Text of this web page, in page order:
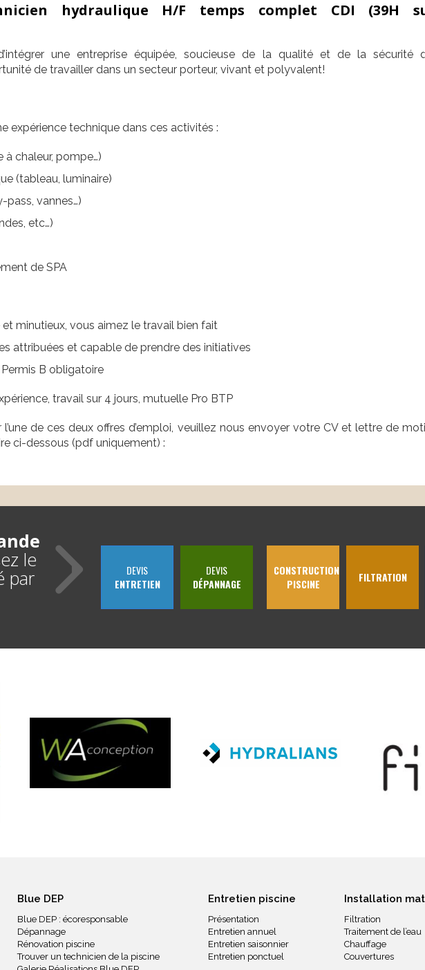
hydraulique H/F temps complet CDI (39H
une entreprise équipée, soucieuse de la qualité et de la sécurité
de travailler dans un secteur porteur, vivant et polyvalent!
expérience technique dans ces activités :
chaleur, pompe…)
(tableau, luminaire)
pass, vannes…)
etc…)
de SPA
minutieux, vous aimez le travail bien fait
attribuées et capable de prendre des initiatives
B obligatoire
travail sur 4 jours, mutuelle Pro BTP
de ces deux offres d’emploi, veuillez nous envoyer votre CV et lettre de
ci-dessous (pdf uniquement) :
le
par
DEVIS
ENTRETIEN
DEVIS
DÉPANNAGE
CONSTRUCTION
PISCINE
FILTRATION
Blue DEP
Blue DEP : écoresponsable
Dépannage
Rénovation piscine
Trouver un technicien de la piscine
Entretien piscine
Présentation
Entretien annuel
Entretien saisonnier
Entretien ponctuel
Installation
Filtration
Traitement de l’eau
Chauffage
Couvertures